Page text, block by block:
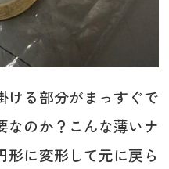
ける部分がまっすぐで
なのか？こんな薄いナ
形に変形して元に戻ら